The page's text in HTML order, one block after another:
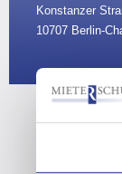
Konstanzer
10707 Berlin-